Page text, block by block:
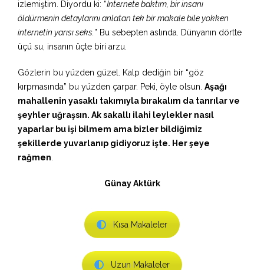
izlemiştim. Diyordu ki: “İnternete baktım, bir insanı
öldürmenin detaylarını anlatan tek bir makale bile yokken
internetin yarısı seks. ” Bu sebepten aslında. Dünyanın dörtte
üçü su, insanın üçte biri arzu.
Gözlerin bu yüzden güzel. Kalp dediğin bir “göz
kırpmasında” bu yüzden çarpar. Peki, öyle olsun. Aşağı
mahallenin yasaklı takımıyla bırakalım da tanrılar ve
şeyhler uğraşsın. Ak sakallı ilahi leylekler nasıl
yaparlar bu işi bilmem ama bizler bildiğimiz
şekillerde yuvarlanıp gidiyoruz işte. Her şeye
rağmen
Günay Aktürk
Kısa Makaleler
Uzun Makaleler